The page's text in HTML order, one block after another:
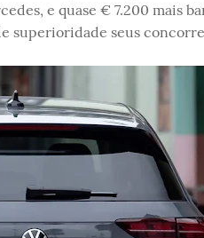
e quase € 7.200 mais
superioridade seus